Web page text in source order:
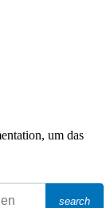
um das
search